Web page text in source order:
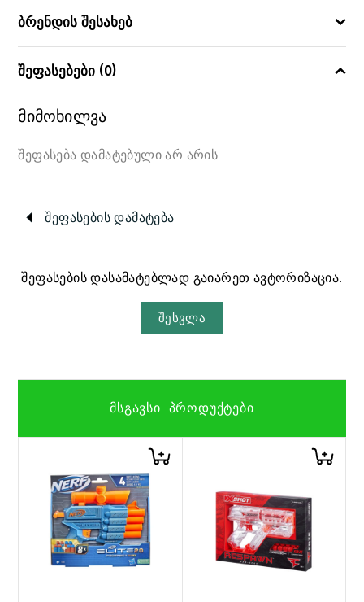
ბრენდის შესახებ
შეფასებები (0)
მიმოხილვა
შეფასება დამატებული არ არის
შეფასების დამატება
შეფასების დასამატებლად გაიარეთ ავტორიზაცია.
შესვლა
ᲛᲡᲒᲐᲕᲡᲘ ᲞᲠᲝᲓᲣᲥᲢᲔᲑᲘ